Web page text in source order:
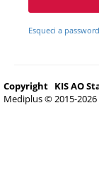
Esqueci a password
KIS AO
Copyright
Mediplus © 2015-2026